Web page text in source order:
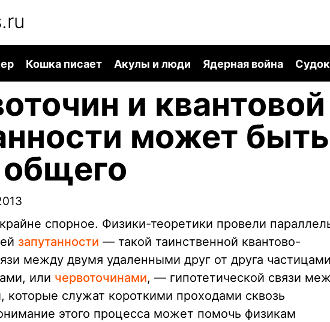
Кошка писает Акулы и люди Ядерная война
и квантовой
может быть
спорное. Физики-теоретики провели
запутанности — такой таинственной квантово-
между двумя удаленными друг от друга
или червоточинами, — гипотетической связи
служат короткими проходами сквозь
этого процесса может помочь физикам